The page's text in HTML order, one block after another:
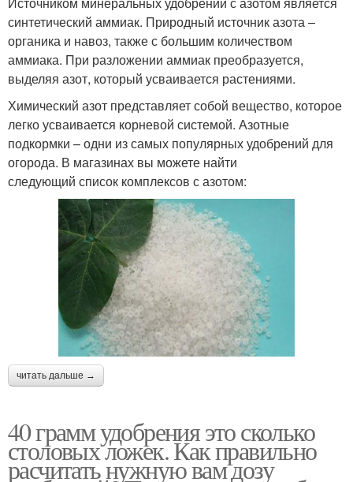
синтетический аммиак. Природный источник азота –
органика и навоз, также с большим количеством
аммиака. При разложении аммиак преобразуется,
выделяя азот, который усваивается растениями.
Химический азот представляет собой вещество, которое
легко усваивается корневой системой. Азотные
подкормки – одни из самых популярных удобрений для
огорода. В магазинах вы можете найти
следующий список комплексов с азотом:
читать дальше →
40 грамм удобрения это сколько
столовых ложек. Как правильно
расчитать нужную вам дозу